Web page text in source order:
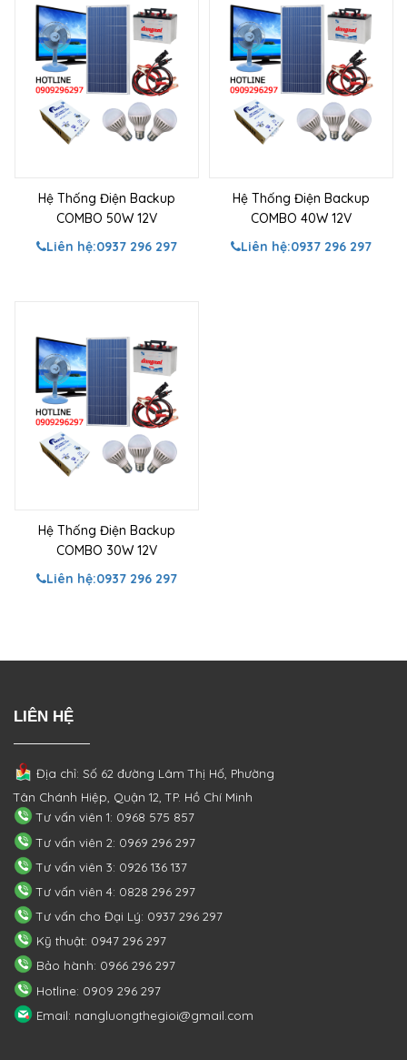
Hệ Thống Điện Backup
COMBO 50W 12V
Liên hệ:0937 296 297
Hệ Thống Điện Backup
COMBO 40W 12V
Liên hệ:0937 296 297
Hệ Thống Điện Backup
COMBO 30W 12V
Liên hệ:0937 296 297
LIÊN HỆ
Địa chỉ: Số 62 đường Lâm Thị Hố, Phường
Tân Chánh Hiệp, Quận 12, TP. Hồ Chí Minh
Tư vấn viên 1: 0968 575 857
Tư vấn viên 2: 0969 296 297
Tư vấn viên 3: 0926 136 137
Tư vấn viên 4: 0828 296 297
Tư vấn cho Đại Lý: 0937 296 297
Kỹ thuật: 0947 296 297
Bảo hành: 0966 296 297
Hotline: 0909 296 297
Email: nangluongthegioi@gmail.com